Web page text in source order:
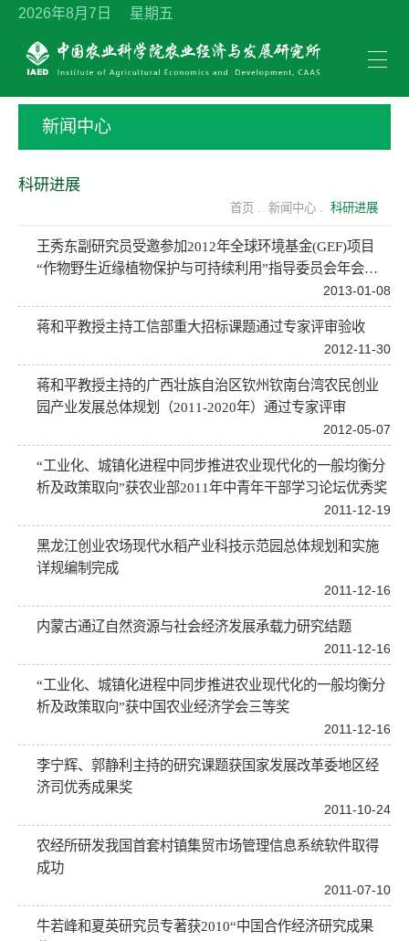
2026年8月7日 星期五
新闻中心
科研进展
首页 . 新闻中心 . 科研进展
王秀东副研究员受邀参加2012年全球环境基金(GEF)项目
“作物野生近缘植物保护与可持续利用”指导委员会年会并
2013-01-08
蒋和平教授主持工信部重大招标课题通过专家评审验收
2012-11-30
蒋和平教授主持的广西壮族自治区钦州钦南台湾农民创业
园产业发展总体规划（2011-2020年）通过专家评审
2012-05-07
“工业化、城镇化进程中同步推进农业现代化的一般均衡分
析及政策取向”获农业部2011年中青年干部学习论坛优秀奖
2011-12-19
黑龙江创业农场现代水稻产业科技示范园总体规划和实施
详规编制完成
2011-12-16
内蒙古通辽自然资源与社会经济发展承载力研究结题
2011-12-16
“工业化、城镇化进程中同步推进农业现代化的一般均衡分
析及政策取向”获中国农业经济学会三等奖
2011-12-16
李宁辉、郭静利主持的研究课题获国家发展改革委地区经
济司优秀成果奖
2011-10-24
农经所研发我国首套村镇集贸市场管理信息系统软件取得
成功
2011-07-10
牛若峰和夏英研究员专著获2010“中国合作经济研究成果